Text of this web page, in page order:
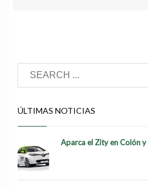
ÚLTIMAS NOTICIAS
Aparca el Zity en Colón